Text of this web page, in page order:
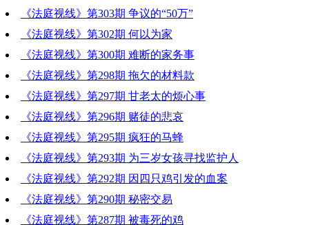
《法庭视线》第303期 争议的“50万”
《法庭视线》第302期 何以为家
《法庭视线》第300期 难断的家务事
《法庭视线》第298期 拖欠的材料款
《法庭视线》第297期 甘老太的烦心事
《法庭视线》第296期 赌徒的悲哀
《法庭视线》第295期 疯狂的马蜂
《法庭视线》第293期 为三岁女孩寻找监护人
《法庭视线》第292期 因四只鸡引发的血案
《法庭视线》第290期 秘密交易
《法庭视线》第287期 被毒死的鸡